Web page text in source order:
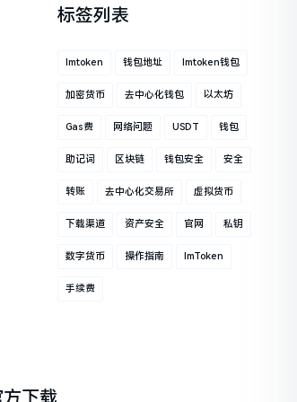
标签列表
Imtoken 钱包地址 Imtoken钱包
加密货币 去中心化钱包 以太坊
Gas费 网络问题 USDT 钱包
助记词 区块链 钱包安全 安全
转账 去中心化交易所 虚拟货币
下载渠道 资产安全 官网 私钥
数字货币 操作指南 ImToken
手续费